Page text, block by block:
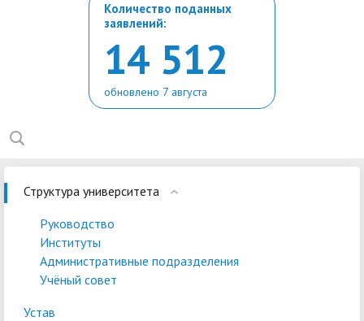
Количество поданных
заявлений:
14 512
обновлено 7 августа
Структура университета
Руководство
Институты
Административные подразделения
Учёный совет
Устав